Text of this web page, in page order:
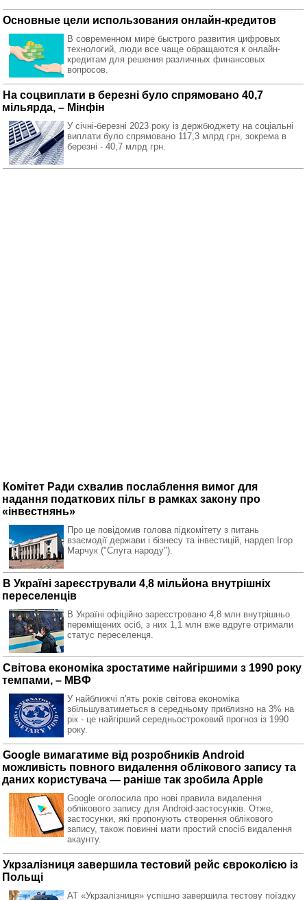
Основные цели использования онлайн-кредитов
В современном мире быстрого развития цифровых
технологий, люди все чаще обращаются к онлайн-
кредитам для решения различных финансовых
вопросов.
На соцвиплати в березні було спрямовано 40,7
мільярда, – Мінфін
У січні-березні 2023 року із держбюджету на соціальні
виплати було спрямовано 117,3 млрд грн, зокрема в
березні - 40,7 млрд грн.
Комітет Ради схвалив послаблення вимог для
надання податкових пільг в рамках закону про
«інвестнянь»
Про це повідомив голова підкомітету з питань
взаємодії держави і бізнесу та інвестицій, нардеп Ігор
Марчук ("Слуга народу").
В Україні зареєстрували 4,8 мільйона внутрішніх
переселенців
В Україні офіційно зареєстровано 4,8 млн внутрішньо
переміщених осіб, з них 1,1 млн вже вдруге отримали
статус переселенця.
Світова економіка зростатиме найгіршими з 1990 року
темпами, – МВФ
У найближчі п'ять років світова економіка
збільшуватиметься в середньому приблизно на 3% на
рік - це найгірший середньостроковий прогноз із 1990
року.
Google вимагатиме від розробників Android
можливість повного видалення облікового запису та
даних користувача — раніше так зробила Apple
Google оголосила про нові правила видалення
облікового запису для Android-застосунків. Отже,
застосунки, які пропонують створення облікового
запису, також повинні мати простий спосіб видалення
акаунту.
Укрзалізниця завершила тестовий рейс євроколією із
Польщі
АТ «Укрзалізниця» успішно завершила тестову поїздку